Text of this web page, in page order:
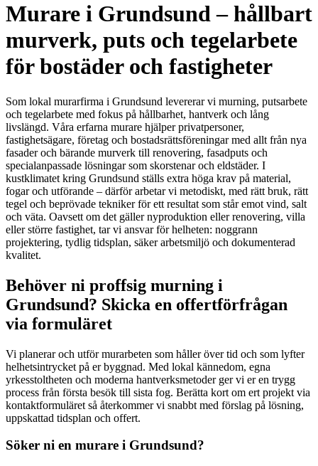
Murare i Grundsund – hållbart
murverk, puts och tegelarbete
för bostäder och fastigheter
Som lokal murarfirma i Grundsund levererar vi murning, putsarbete
och tegelarbete med fokus på hållbarhet, hantverk och lång
livslängd. Våra erfarna murare hjälper privatpersoner,
fastighetsägare, företag och bostadsrättsföreningar med allt från nya
fasader och bärande murverk till renovering, fasadputs och
specialanpassade lösningar som skorstenar och eldstäder. I
kustklimatet kring Grundsund ställs extra höga krav på material,
fogar och utförande – därför arbetar vi metodiskt, med rätt bruk, rätt
tegel och beprövade tekniker för ett resultat som står emot vind, salt
och väta. Oavsett om det gäller nyproduktion eller renovering, villa
eller större fastighet, tar vi ansvar för helheten: noggrann
projektering, tydlig tidsplan, säker arbetsmiljö och dokumenterad
kvalitet.
Behöver ni proffsig murning i
Grundsund? Skicka en offertförfrågan
via formuläret
Vi planerar och utför murarbeten som håller över tid och som lyfter
helhetsintrycket på er byggnad. Med lokal kännedom, egna
yrkesstoltheten och moderna hantverksmetoder ger vi er en trygg
process från första besök till sista fog. Berätta kort om ert projekt via
kontaktformuläret så återkommer vi snabbt med förslag på lösning,
uppskattad tidsplan och offert.
Söker ni en murare i Grundsund?